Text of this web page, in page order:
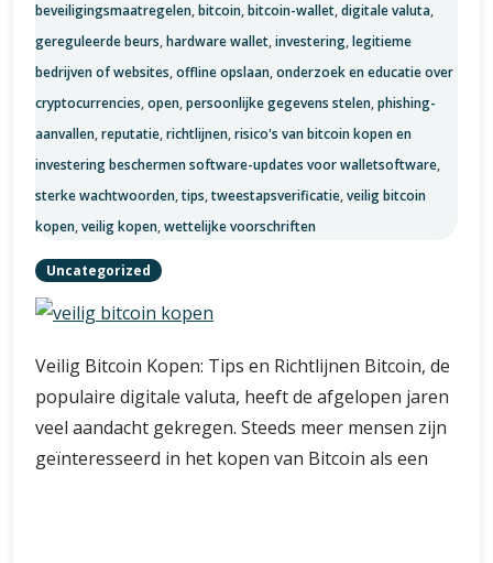
beveiligingsmaatregelen,bitcoin,bitcoin-wallet,digitale valuta,
gereguleerde beurs,hardware wallet,investering,legitieme
bedrijven of websites,offline opslaan,onderzoek en educatie over
cryptocurrencies,open,persoonlijke gegevens stelen,phishing-
aanvallen,reputatie,richtlijnen,risico's van bitcoin kopen en
investering beschermen software-updates voor walletsoftware,
sterke wachtwoorden,tips,tweestapsverificatie,veilig bitcoin
kopen,veilig kopen,wettelijke voorschriften
Uncategorized
Veilig Bitcoin Kopen: Tips en Richtlijnen Bitcoin, de
populaire digitale valuta, heeft de afgelopen jaren
veel aandacht gekregen. Steeds meer mensen zijn
geïnteresseerd in het kopen van Bitcoin als een